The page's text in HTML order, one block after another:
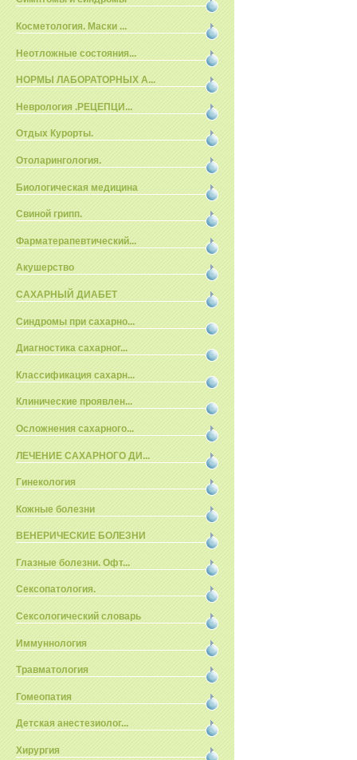
Косметология. Маски ...
Неотложные состояния...
НОРМЫ ЛАБОРАТОРНЫХ А...
Неврология .РЕЦЕПЦИ...
Отдых Курорты.
Отоларингология.
Биологическая медицина
Свиной грипп.
Фарматерапевтический...
Акушерство
САХАРНЫЙ ДИАБЕТ
Синдромы при сахарно...
Диагностика сахарног...
Классификация сахарн...
Клинические проявлен...
Осложнения сахарного...
ЛЕЧЕНИЕ САХАРНОГО ДИ...
Гинекология
Кожные болезни
ВЕНЕРИЧЕСКИЕ БОЛЕЗНИ
Глазные болезни. Офт...
Сексопатология.
Сексологический словарь
Иммуннология
Травматология
Гомеопатия
Детская анестезиолог...
Хирургия